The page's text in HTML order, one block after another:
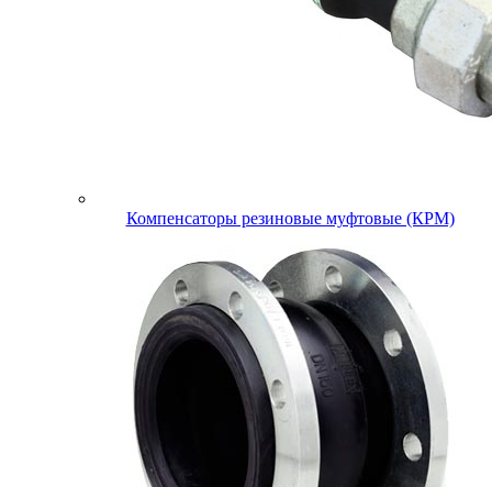
Компенсаторы резиновые муфтовые (КРМ)